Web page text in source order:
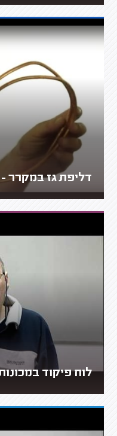
דליפת גז במקרר
לוח פיקוד